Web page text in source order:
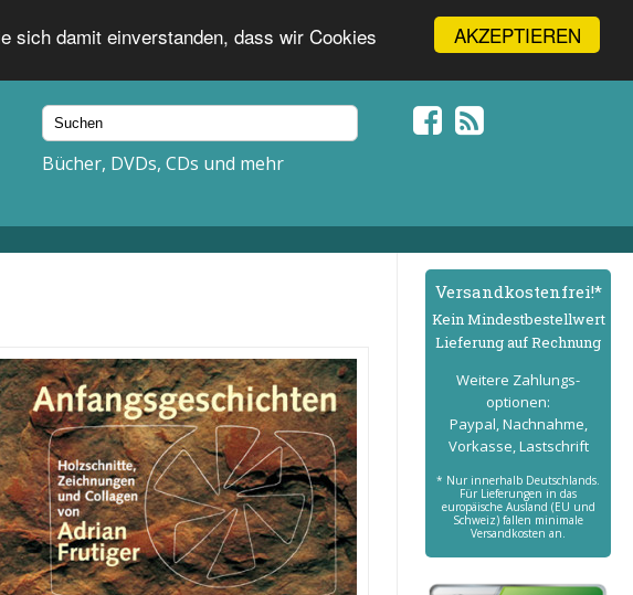
AKZEPTIEREN
sich damit einverstanden, dass wir Cookies
Bücher, DVDs, CDs und mehr
Versand­kostenfrei!*
Kein Mindest­bestell­wert
Lieferung auf Rechnung
Weitere Zahlungs­
optionen:
Paypal, Nachnahme,
Vorkasse, Lastschrift
* Nur innerhalb Deutschlands.
Für Lieferungen in das
europäische Ausland (EU und
Schweiz) fallen minimale
Versandkosten an.